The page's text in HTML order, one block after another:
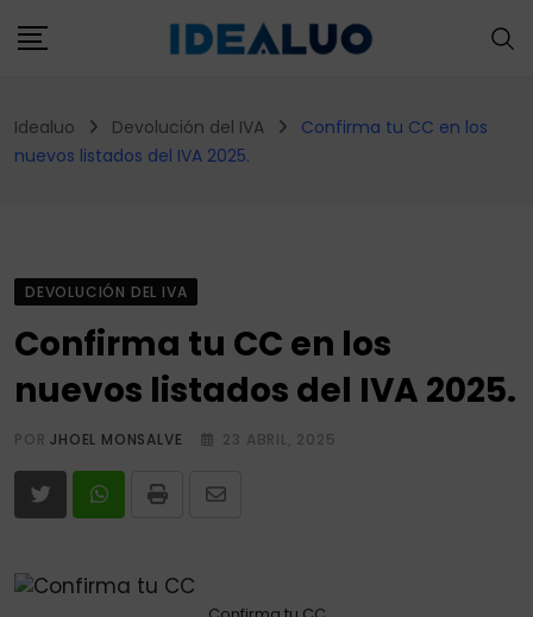
to
Idealuo Devolución del IVA
Confirma tu CC en los
nuevos listados del IVA 2025.
DEVOLUCIÓN DEL IVA
Confirma tu CC en los
nuevos listados del IVA 2025.
PORJHOEL MONSALVE 23 ABRIL, 2025
Print
Share